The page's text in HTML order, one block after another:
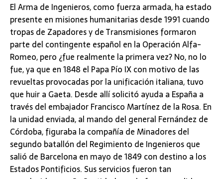
El Arma de Ingenieros, como fuerza armada, ha estado
presente en misiones humanitarias desde 1991 cuando
tropas de Zapadores y de Transmisiones formaron
parte del contingente español en la Operación Alfa-
Romeo, pero ¿fue realmente la primera vez? No, no lo
fue, ya que en 1848 el Papa Pío IX con motivo de las
revueltas provocadas por la unificación italiana, tuvo
que huir a Gaeta. Desde allí solicitó ayuda a España a
través del embajador Francisco Martínez de la Rosa. En
la unidad enviada, al mando del general Fernández de
Córdoba, figuraba la compañía de Minadores del
segundo batallón del Regimiento de Ingenieros que
salió de Barcelona en mayo de 1849 con destino a los
Estados Pontificios. Sus servicios fueron tan